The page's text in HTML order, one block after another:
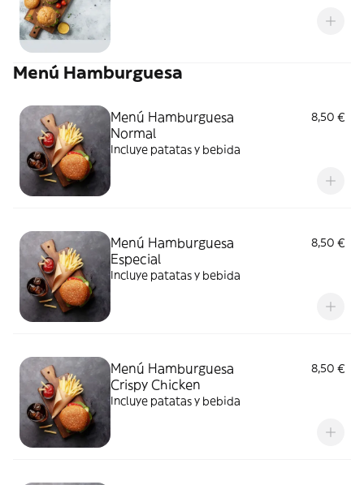
Menú Hamburguesa
Menú Hamburguesa
Normal
8,50 €
Incluye patatas y bebida
Menú Hamburguesa
Especial
8,50 €
Incluye patatas y bebida
Menú Hamburguesa
Crispy Chicken
8,50 €
Incluye patatas y bebida